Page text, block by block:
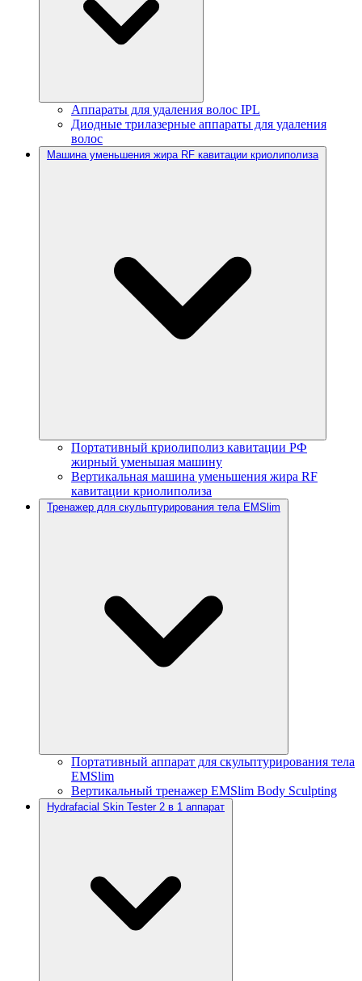
Аппараты для удаления волос IPL
Диодные трилазерные аппараты для удаления
волос
Машина уменьшения жира RF кавитации криолиполиза
Портативный криолиполиз кавитации РФ
жирный уменьшая машину
Вертикальная машина уменьшения жира RF
кавитации криолиполиза
Тренажер для скульптурирования тела EMSlim
Портативный аппарат для скульптурирования тела
EMSlim
Вертикальный тренажер EMSlim Body Sculpting
Hydrafacial Skin Tester 2 в 1 аппарат